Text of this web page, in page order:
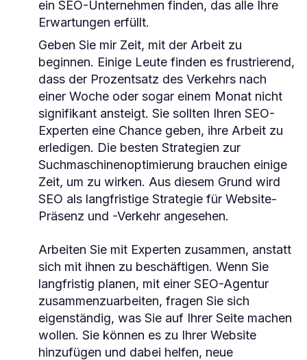
ein SEO-Unternehmen finden, das alle Ihre
Erwartungen erfüllt.
Geben Sie mir Zeit, mit der Arbeit zu
beginnen. Einige Leute finden es frustrierend,
dass der Prozentsatz des Verkehrs nach
einer Woche oder sogar einem Monat nicht
signifikant ansteigt. Sie sollten Ihren SEO-
Experten eine Chance geben, ihre Arbeit zu
erledigen. Die besten Strategien zur
Suchmaschinenoptimierung brauchen einige
Zeit, um zu wirken. Aus diesem Grund wird
SEO als langfristige Strategie für Website-
Präsenz und -Verkehr angesehen.
Arbeiten Sie mit Experten zusammen, anstatt
sich mit ihnen zu beschäftigen. Wenn Sie
langfristig planen, mit einer SEO-Agentur
zusammenzuarbeiten, fragen Sie sich
eigenständig, was Sie auf Ihrer Seite machen
wollen. Sie können es zu Ihrer Website
hinzufügen und dabei helfen, neue